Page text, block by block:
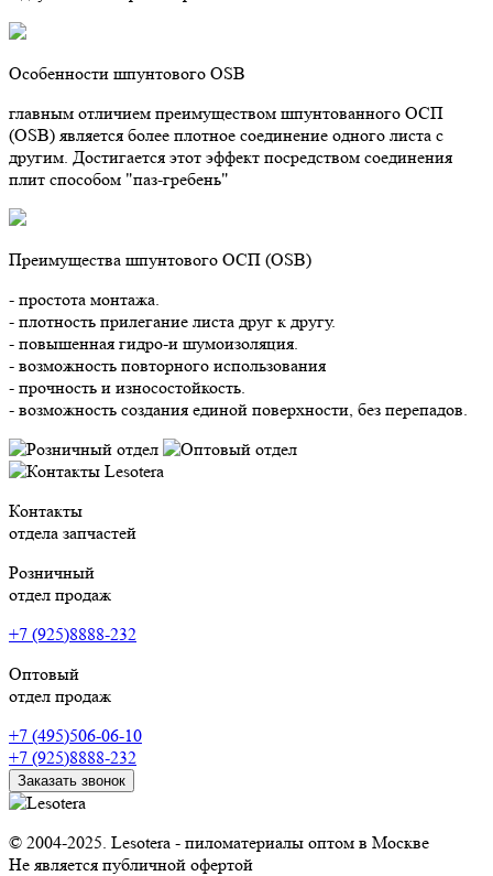
Особенности шпунтового OSB
главным отличием преимуществом шпунтованного ОСП
(OSB) является более плотное соединение одного листа с
другим. Достигается этот эффект посредством соединения
плит способом "паз-гребень"
Преимущества шпунтового ОСП (OSB)
- простота монтажа.
- плотность прилегание листа друг к другу.
- повышенная гидро-и шумоизоляция.
- возможность повторного использования
- прочность и износостойкость.
- возможность создания единой поверхности, без перепадов.
Контакты
отдела запчастей
Розничный
отдел продаж
+7 (925)8888-232
Оптовый
отдел продаж
+7 (495)506-06-10
+7 (925)8888-232
Заказать звонок
© 2004-2025. Lesotera - пиломатериалы оптом в Москве
Не является публичной офертой